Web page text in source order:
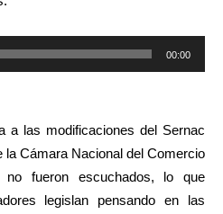
00:00
a las modificaciones del Sernac
la Cámara Nacional del Comercio
fueron escuchados, lo que
legislan pensando en las